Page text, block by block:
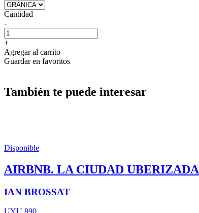
Cantidad
-
+
Agregar al carrito
Guardar en favoritos
También te puede interesar
Disponible
AIRBNB. LA CIUDAD UBERIZADA
IAN BROSSAT